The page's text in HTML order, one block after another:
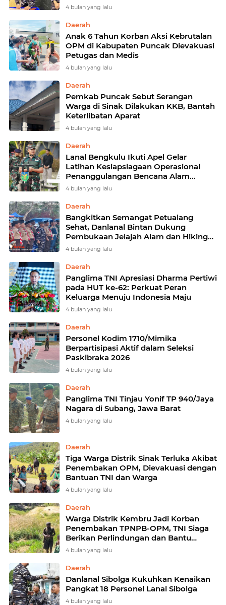
4 bulan yang lalu
Daerah
Anak 6 Tahun Korban Aksi Kebrutalan
OPM di Kabupaten Puncak Dievakuasi
Petugas dan Medis
4 bulan yang lalu
Daerah
Pemkab Puncak Sebut Serangan
Warga di Sinak Dilakukan KKB, Bantah
Keterlibatan Aparat
4 bulan yang lalu
Daerah
Lanal Bengkulu Ikuti Apel Gelar
Latihan Kesiapsiagaan Operasional
Penanggulangan Bencana Alam
Gempa Bumi Megathrust Tahun 2026
4 bulan yang lalu
Daerah
Bangkitkan Semangat Petualang
Sehat, Danlanal Bintan Dukung
Pembukaan Jelajah Alam dan Hiking
Rally II 2026
4 bulan yang lalu
Daerah
Panglima TNI Apresiasi Dharma Pertiwi
pada HUT ke-62: Perkuat Peran
Keluarga Menuju Indonesia Maju
4 bulan yang lalu
Daerah
Personel Kodim 1710/Mimika
Berpartisipasi Aktif dalam Seleksi
Paskibraka 2026
4 bulan yang lalu
Daerah
Panglima TNI Tinjau Yonif TP 940/Jaya
Nagara di Subang, Jawa Barat
4 bulan yang lalu
Daerah
Tiga Warga Distrik Sinak Terluka Akibat
Penembakan OPM, Dievakuasi dengan
Bantuan TNI dan Warga
4 bulan yang lalu
Daerah
Warga Distrik Kembru Jadi Korban
Penembakan TPNPB-OPM, TNI Siaga
Berikan Perlindungan dan Bantu
Evakuasi
4 bulan yang lalu
Daerah
Danlanal Sibolga Kukuhkan Kenaikan
Pangkat 18 Personel Lanal Sibolga
4 bulan yang lalu